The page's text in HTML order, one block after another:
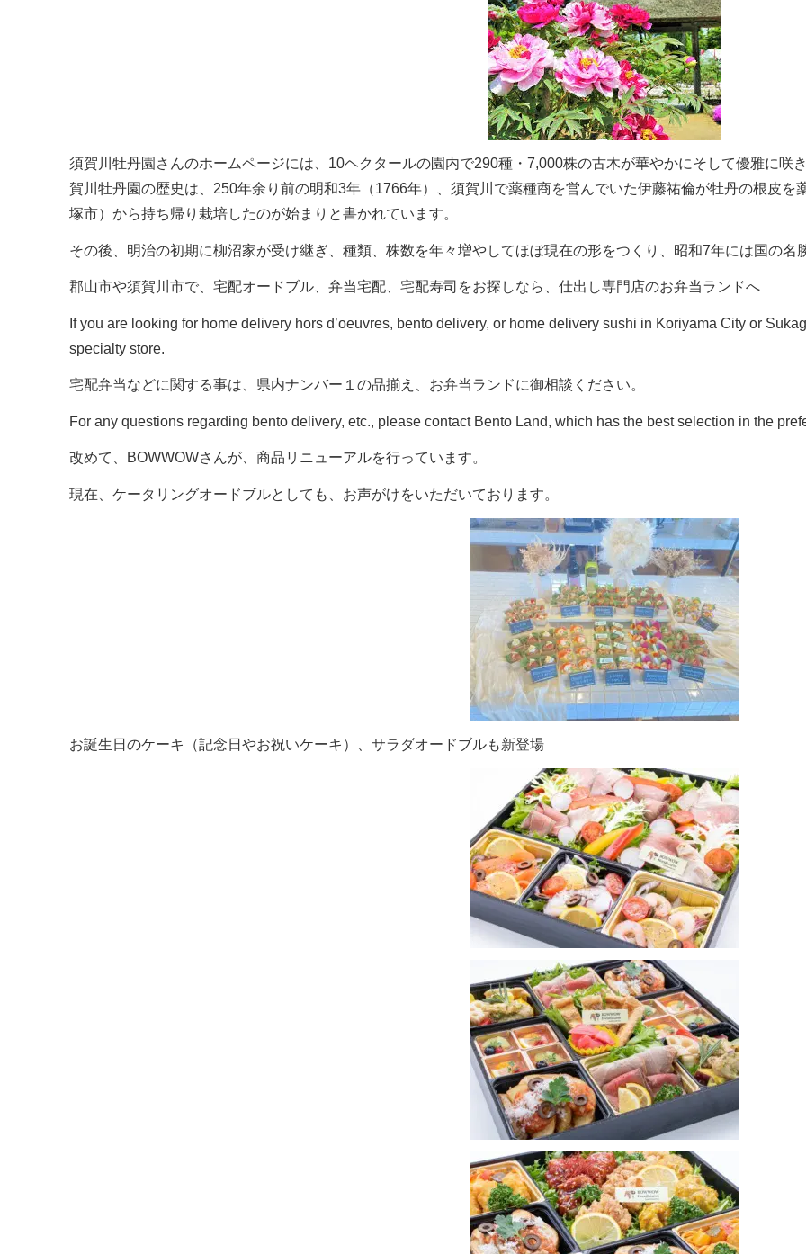
須賀川牡丹園さんのホームページには、10ヘクタールの園内で290種・7,000株の古木が華やかにそして優雅に咲
賀川牡丹園の歴史は、250年余り前の明和3年（1766年）、須賀川で薬種商を営んでいた伊藤祐倫が牡丹の根皮
塚市）から持ち帰り栽培したのが始まりと書かれています。
その後、明治の初期に柳沼家が受け継ぎ、種類、株数を年々増やしてほぼ現在の形をつくり、昭和7年には国の名
郡山市や須賀川市で、宅配オードブル、弁当宅配、宅配寿司をお探しなら、仕出し専門店のお弁当ランドへ
If you are looking for home delivery hors d’oeuvres, bento delivery, or home delivery sushi in Koriyama City or
specialty store.
宅配弁当などに関する事は、県内ナンバー１の品揃え、お弁当ランドに御相談ください。
For any questions regarding bento delivery, etc., please contact Bento Land, which has the best selection in the
改めて、BOWWOWさんが、商品リニューアルを行っています。
現在、ケータリングオードブルとしても、お声がけをいただいております。
お誕生日のケーキ（記念日やお祝いケーキ）、サラダオードブルも新登場